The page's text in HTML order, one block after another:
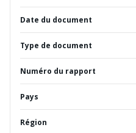
Date du document
Type de document
Numéro du rapport
Pays
Région